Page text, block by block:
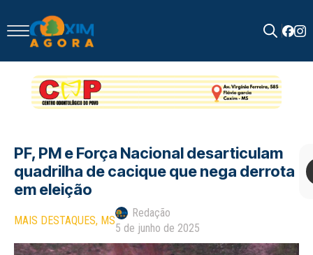
for:
PF, PM e Força Nacional desarticulam
quadrilha de cacique que nega derrota
em eleição
MAIS DESTAQUES MS
Redação
5 de junho de 2025